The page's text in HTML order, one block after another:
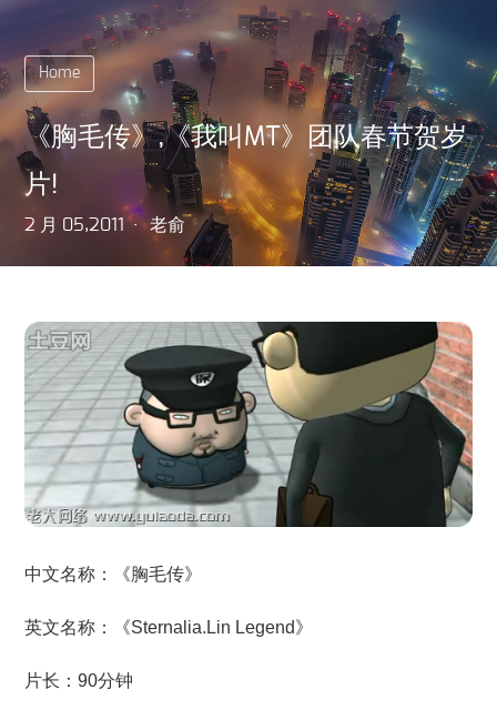
Home
《胸毛传》,《我叫MT》团队春节贺岁
片!
2 月 05,2011 老俞
中文名称：《胸毛传》
英文名称：《Sternalia.Lin Legend》
片长：90分钟